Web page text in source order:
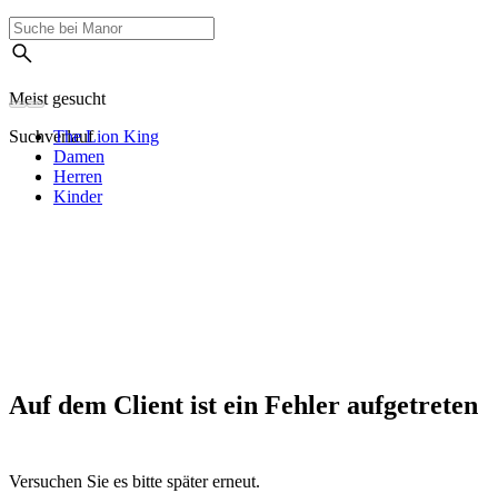
Meist gesucht
SuchverlaufThe Lion King
Damen
Herren
Kinder
Auf dem Client ist ein Fehler aufgetreten
Versuchen Sie es bitte später erneut.